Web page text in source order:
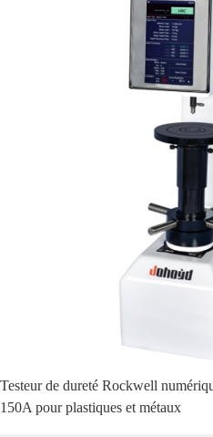
Testeur de dureté Rockwell
150A pour plastiques et métaux